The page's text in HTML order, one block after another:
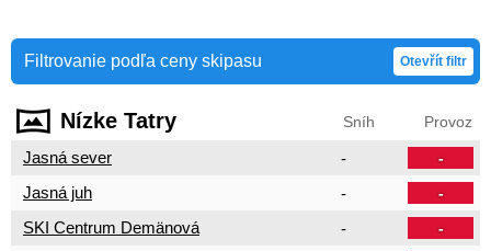
Filtrovanie podľa ceny skipasu Otevřít filtr
Nízke Tatry Sníh Provoz
Jasná sever - -
Jasná juh - -
SKI Centrum Demänová - -